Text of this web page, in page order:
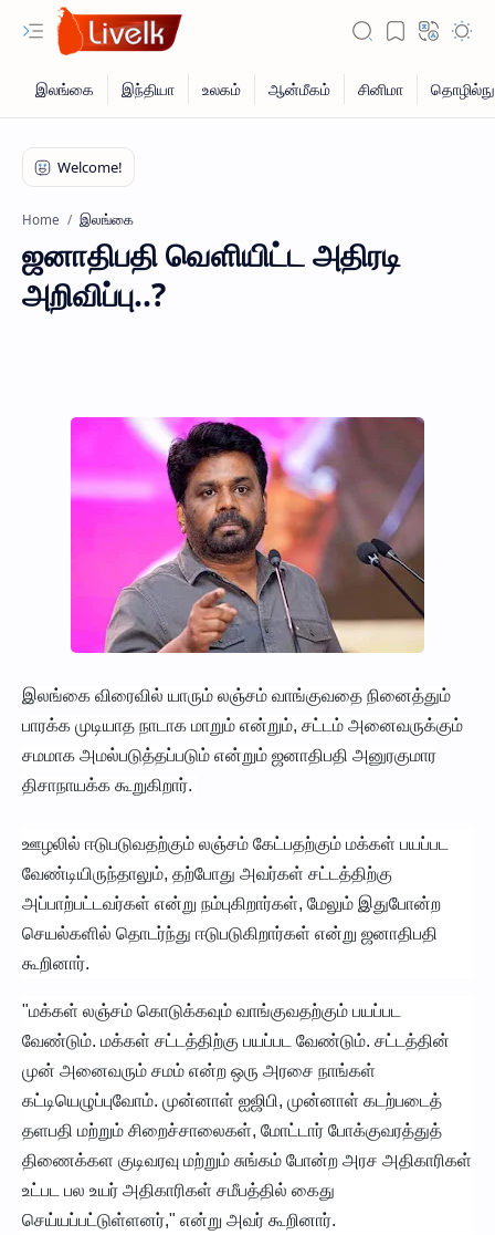
Home இலங்கை
ஜனாதிபதி வெளியிட்ட அதிரடி
அறிவிப்பு..?
இலங்கை விரைவில் யாரும் லஞ்சம் வாங்குவதை நினைத்தும்
பாரக்க முடியாத நாடாக மாறும் என்றும், சட்டம் அனைவருக்கும்
சமமாக அமல்படுத்தப்படும் என்றும் ஜனாதிபதி அனுரகுமார
திசாநாயக்க கூறுகிறார்.
ஊழலில் ஈடுபடுவதற்கும் லஞ்சம் கேட்பதற்கும் மக்கள் பயப்பட
வேண்டியிருந்தாலும், தற்போது அவர்கள் சட்டத்திற்கு
அப்பாற்பட்டவர்கள் என்று நம்புகிறார்கள், மேலும் இதுபோன்ற
செயல்களில் தொடர்ந்து ஈடுபடுகிறார்கள் என்று ஜனாதிபதி
கூறினார்.
"மக்கள் லஞ்சம் கொடுக்கவும் வாங்குவதற்கும் பயப்பட
வேண்டும். மக்கள் சட்டத்திற்கு பயப்பட வேண்டும். சட்டத்தின்
முன் அனைவரும் சமம் என்ற ஒரு அரசை நாங்கள்
கட்டியெழுப்புவோம். முன்னாள் ஐஜிபி, முன்னாள் கடற்படைத்
தளபதி மற்றும் சிறைச்சாலைகள், மோட்டார் போக்குவரத்துத்
திணைக்கள குடிவரவு மற்றும் சுங்கம் போன்ற அரச அதிகாரிகள்
உட்பட பல உயர் அதிகாரிகள் சமீபத்தில் கைது
செய்யப்பட்டுள்ளனர்," என்று அவர் கூறினார்.